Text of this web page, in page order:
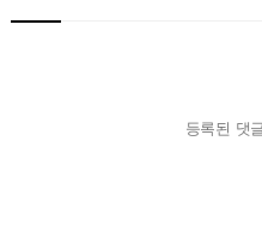
등록된 댓